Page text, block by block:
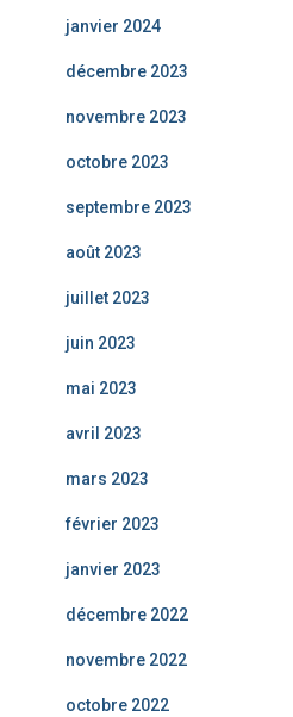
janvier 2024
décembre 2023
novembre 2023
octobre 2023
septembre 2023
août 2023
juillet 2023
juin 2023
mai 2023
avril 2023
mars 2023
février 2023
janvier 2023
décembre 2022
novembre 2022
octobre 2022